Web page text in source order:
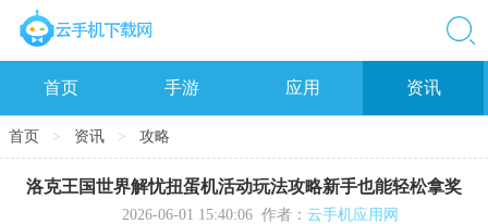
首页 手游 应用 资讯
首页 > 资讯 > 攻略
洛克王国世界解忧扭蛋机活动玩法攻略新手也能轻松拿奖
2026-06-01 15:40:06 作者： 云手机应用网